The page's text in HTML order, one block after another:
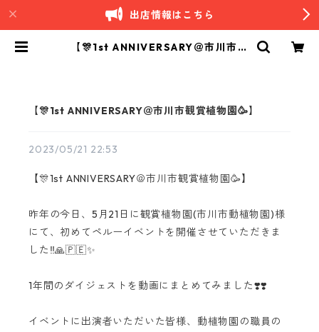
出店情報はこちら
【🎊1st ANNIVERSARY＠市川市観
【🎊1st ANNIVERSARY＠市川市観賞植物園🥳】
2023/05/21 22:53
【🎊1st ANNIVERSARY＠市川市観賞植物園🥳】
昨年の今日、5月21日に観賞植物園(市川市動植物園)様
にて、初めてペルーイベントを開催させていただきま
した‼️🙏🇵🇪✨
1年間のダイジェストを動画にまとめてみました❣️❣️
イベントに出演者いただいた皆様、動植物園の職員の